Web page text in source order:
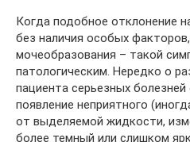
Когда подобное отклонение
без наличия особых
мочеобразования – такой
патологическим. Нередко о
пациента серьезных болезней
появление неприятного
от выделяемой жидкости,
более темный или слишком